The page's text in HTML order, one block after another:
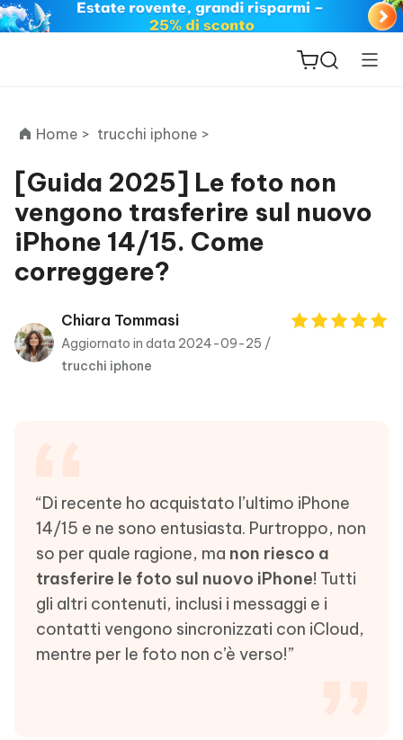
ReiBoot
for iOS
PDNob
PDF
Editor
Home > trucchi iphone >
[Guida 2025] Le foto non
vengono trasferire sul nuovo
iPhone 14/15. Come
correggere?
Chiara Tommasi
Aggiornato in data 2024-09-25 /
trucchi iphone
“Di recente ho acquistato l’ultimo iPhone
14/15 e ne sono entusiasta. Purtroppo, non
so per quale ragione, ma non riesco a
trasferire le foto sul nuovo iPhone! Tutti
gli altri contenuti, inclusi i messaggi e i
contatti vengono sincronizzati con iCloud,
mentre per le foto non c’è verso!”